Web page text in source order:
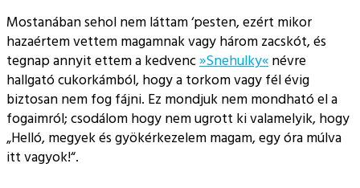
Mostanában sehol nem láttam ‘pesten, ezért mikor
hazaértem vettem magamnak vagy három zacskót, és
tegnap annyit ettem a kedvenc»Snehulky« névre
hallgató cukorkámból, hogy a torkom vagy fél évig
biztosan nem fog fájni. Ez mondjuk nem mondható el a
fogaimról; csodálom hogy nem ugrott ki valamelyik, hogy
Helló, megyek és gyökérkezelem magam, egy óra múlva
itt vagyok! .